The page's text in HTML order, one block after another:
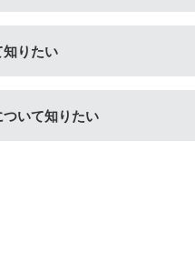
日光の当たらない冷暗所で
りたい
日から１年間
際、サポートスタッフにご
前に必ず当店までご連絡をい
いて知りたい
因でトラブルが発生し、サ